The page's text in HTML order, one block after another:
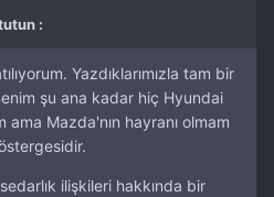
:
Yazdıklarımızla tam bir
şu ana kadar hiç Hyundai
Mazda'nın hayranı olmam
ilişkileri hakkında bir